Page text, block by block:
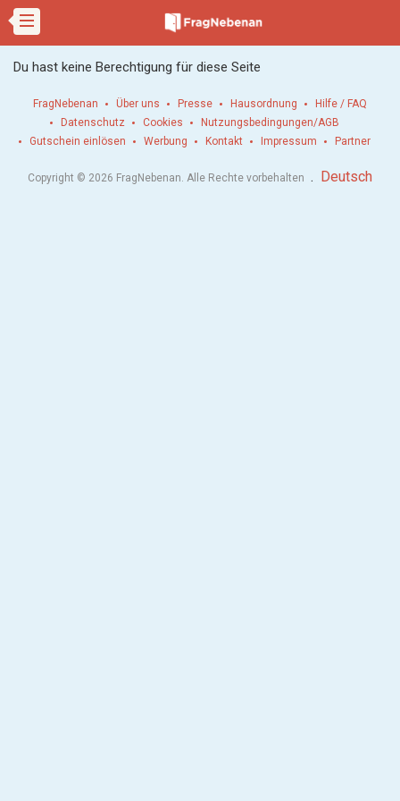
Du hast keine Berechtigung für diese Seite
FragNebenan Über uns Presse Hausordnung
Hilfe / FAQ
Datenschutz
Cookies
Nutzungsbedingungen/AGB
Gutschein einlösen
Werbung Kontakt Impressum Partner
Copyright © 2026 FragNebenan. Alle Rechte vorbehalten . Deutsch